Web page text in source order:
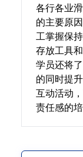
各行各业
的主要原
工掌握保
存放工具
学员还将
的同时提
互动活动
责任感的